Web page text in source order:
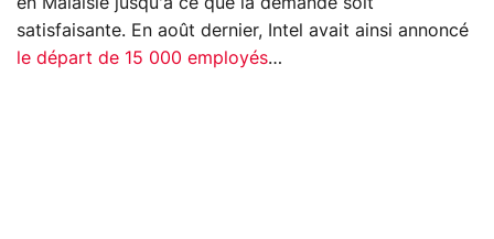
en Malaisie jusqu'à ce que la demande soit
satisfaisante. En août dernier, Intel avait ainsi annoncé
le départ de 15 000 employés…